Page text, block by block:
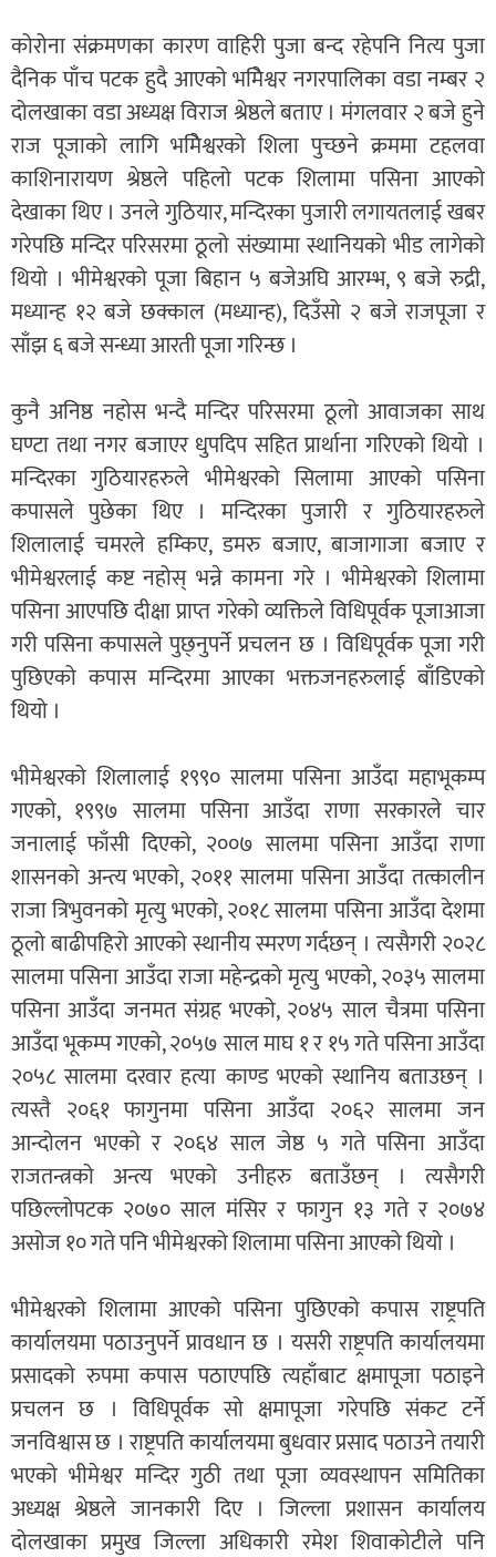
कोरोना संक्रमणका कारण वाहिरी पुजा बन्द रहेपनि नित्य पुजा
दैनिक पाँच पटक हुदै आएको भमिेश्वर नगरपालिका वडा नम्बर २
दोलखाका वडा अध्यक्ष विराज श्रेष्ठले बताए । मंगलवार २ बजे हुने
राज पूजाको लागि भमिेश्वरको शिला पुच्छने क्रममा टहलवा
काशिनारायण श्रेष्ठले पहिलो पटक शिलामा पसिना आएको
देखाका थिए । उनले गुठियार, मन्दिरका पुजारी लगायतलाई खबर
गरेपछि मन्दिर परिसरमा ठूलो संख्यामा स्थानियको भीड लागेको
थियो । भीमेश्वरको पूजा बिहान ५ बजेअघि आरम्भ, ९ बजे रुद्री,
मध्यान्ह १२ बजे छक्काल (मध्यान्ह), दिउँसो २ बजे राजपूजा र
साँझ ६ बजे सन्ध्या आरती पूजा गरिन्छ ।
कुनै अनिष्ठ नहोस भन्दै मन्दिर परिसरमा ठूलो आवाजका साथ
घण्टा तथा नगर बजाएर धुपदिप सहित प्रार्थाना गरिएको थियो ।
मन्दिरका गुठियारहरुले भीमेश्वरको सिलामा आएको पसिना
कपासले पुछेका थिए । मन्दिरका पुजारी र गुठियारहरुले
शिलालाई चमरले हम्किए, डमरु बजाए, बाजागाजा बजाए र
भीमेश्वरलाई कष्ट नहोस् भन्ने कामना गरे । भीमेश्वरको शिलामा
पसिना आएपछि दीक्षा प्राप्त गरेको व्यक्तिले विधिपूर्वक पूजाआजा
गरी पसिना कपासले पुछ्नुपर्ने प्रचलन छ । विधिपूर्वक पूजा गरी
पुछिएको कपास मन्दिरमा आएका भक्तजनहरुलाई बाँडिएको
थियो ।
भीमेश्वरको शिलालाई १९९० सालमा पसिना आउँदा महाभूकम्प
गएको, १९९७ सालमा पसिना आउँदा राणा सरकारले चार
जनालाई फाँसी दिएको, २००७ सालमा पसिना आउँदा राणा
शासनको अन्त्य भएको, २०११ सालमा पसिना आउँदा तत्कालीन
राजा त्रिभुवनको मृत्यु भएको, २०१८ सालमा पसिना आउँदा देशमा
ठूलो बाढीपहिरो आएको स्थानीय स्मरण गर्दछन् । त्यसैगरी २०२८
सालमा पसिना आउँदा राजा महेन्द्रको मृत्यु भएको, २०३५ सालमा
पसिना आउँदा जनमत संग्रह भएको, २०४५ साल चैत्रमा पसिना
आउँदा भूकम्प गएको, २०५७ साल माघ १ र १५ गते पसिना आउँदा
२०५८ सालमा दरवार हत्या काण्ड भएको स्थानिय बताउछन् ।
त्यस्तै २०६१ फागुनमा पसिना आउँदा २०६२ सालमा जन
आन्दोलन भएको र २०६४ साल जेष्ठ ५ गते पसिना आउँदा
राजतन्त्रको अन्त्य भएको उनीहरु बताउँछन् । त्यसैगरी
पछिल्लोपटक २०७० साल मंसिर र फागुन १३ गते र २०७४
असोज १० गते पनि भीमेश्वरको शिलामा पसिना आएको थियो ।
भीमेश्वरको शिलामा आएको पसिना पुछिएको कपास राष्ट्रपति
कार्यालयमा पठाउनुपर्ने प्रावधान छ । यसरी राष्ट्रपति कार्यालयमा
प्रसादको रुपमा कपास पठाएपछि त्यहाँबाट क्षमापूजा पठाइने
प्रचलन छ । विधिपूर्वक सो क्षमापूजा गरेपछि संकट टर्ने
जनविश्वास छ । राष्ट्रपति कार्यालयमा बुधवार प्रसाद पठाउने तयारी
भएको भीमेश्वर मन्दिर गुठी तथा पूजा व्यवस्थापन समितिका
अध्यक्ष श्रेष्ठले जानकारी दिए । जिल्ला प्रशासन कार्यालय
दोलखाका प्रमुख जिल्ला अधिकारी रमेश शिवाकोटीले पनि